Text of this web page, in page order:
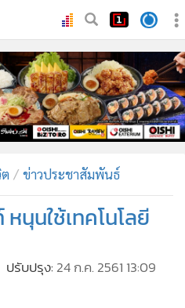
ข่าวประชาสัมพันธ์
นุนใช้เทคโนโลยี
ปรับปรุง: 24 ก.ค. 2561 13:09